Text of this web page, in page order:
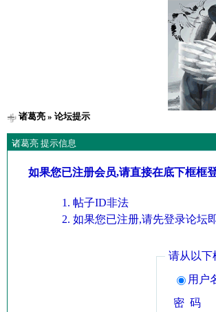
诸葛亮» 论坛提示
诸葛亮 提示信息
如果您已注册会员,请直接在底下框框
帖子ID非法
如果您已注册,请先登录论坛
请从以下
用户
密 码